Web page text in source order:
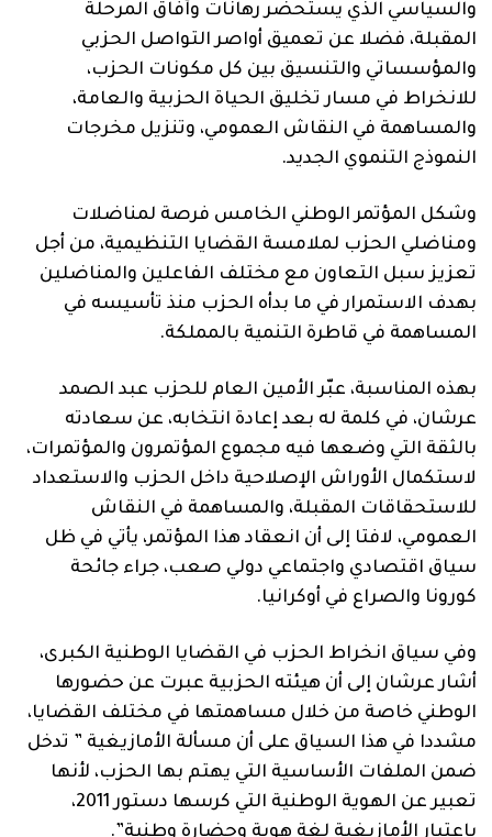
والسياسي الذي يستحضر رهانات وآفاق المرحلة
المقبلة، فضلا عن تعميق أواصر التواصل الحزبي
والمؤسساتي والتنسيق بين كل مكونات الحزب،
للانخراط في مسار تخليق الحياة الحزبية والعامة،
والمساهمة في النقاش العمومي، وتنزيل مخرجات
النموذج التنموي الجديد.
وشكل المؤتمر الوطني الخامس فرصة لمناضلات
ومناضلي الحزب لملامسة القضايا التنظيمية، من أجل
تعزيز سبل التعاون مع مختلف الفاعلين والمناضلين
بهدف الاستمرار في ما بدأه الحزب منذ تأسيسه في
المساهمة في قاطرة التنمية بالمملكة.
بهذه المناسبة، عبّر الأمين العام للحزب عبد الصمد
عرشان، في كلمة له بعد إعادة انتخابه، عن سعادته
بالثقة التي وضعها فيه مجموع المؤتمرون والمؤتمرات،
لاستكمال الأوراش الإصلاحية داخل الحزب والاستعداد
للاستحقاقات المقبلة، والمساهمة في النقاش
العمومي، لافتا إلى أن انعقاد هذا المؤتمر، يأتي في ظل
سياق اقتصادي واجتماعي دولي صعب، جراء جائحة
كورونا والصراع في أوكرانيا.
وفي سياق انخراط الحزب في القضايا الوطنية الكبرى،
أشار عرشان إلى أن هيئته الحزبية عبرت عن حضورها
الوطني خاصة من خلال مساهمتها في مختلف القضايا،
مشددا في هذا السياق على أن مسألة الأمازيغية ” تدخل
ضمن الملفات الأساسية التي يهتم بها الحزب، لأنها
تعبير عن الهوية الوطنية التي كرسها دستور 2011،
باعتبار الأمازيغية لغة هوية وحضارة وطنية”.